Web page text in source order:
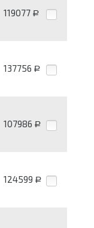
119077 Р
137756 Р
107986 Р
124599 Р